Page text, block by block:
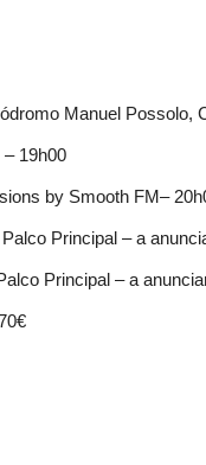
Manuel Possolo,
19h00
by Smooth FM–
Principal – a
Principal – a